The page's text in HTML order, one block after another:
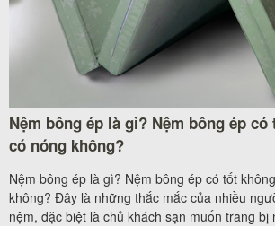
Nệm bông ép là gì? Nệm bông ép
có nóng không?
Nệm bông ép là gì? Nệm bông ép có tốt
không? Đây là những thắc mắc của nhiều
nệm, đặc biệt là chủ khách sạn muốn trang bị